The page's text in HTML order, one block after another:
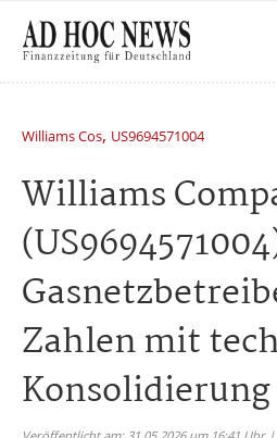
Williams Cos, US9694571004
Williams
Zahlen mit
Konsolidierung